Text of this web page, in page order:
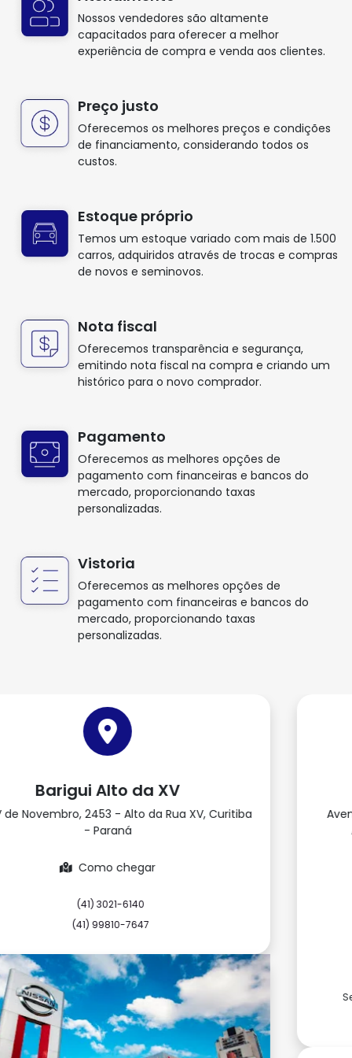
Nossos vendedores são altamente
capacitados para oferecer a melhor
experiência de compra e venda aos clientes.
Preço justo
Oferecemos os melhores preços e condições
de financiamento, considerando todos os
custos.
Estoque próprio
Temos um estoque variado com mais de 1.500
carros, adquiridos através de trocas e compras
de novos e seminovos.
Nota fiscal
Oferecemos transparência e segurança,
emitindo nota fiscal na compra e criando um
histórico para o novo comprador.
Pagamento
Oferecemos as melhores opções de
pagamento com financeiras e bancos do
mercado, proporcionando taxas
personalizadas.
Vistoria
Oferecemos as melhores opções de
pagamento com financeiras e bancos do
mercado, proporcionando taxas
personalizadas.
VW Barigüi Florianópolis
Avenida Marinheiro Max Schramm, 3351 - Jardim
Atlântico, Florianópolis - Santa Catarina
Como chegar
Contato
(48) 98877-3706
Horário de funcionamento
Showroom
Segunda a sexta, das 8h30 às 12h | 13h às 18h30.
Sábado, das 9h às 13h.